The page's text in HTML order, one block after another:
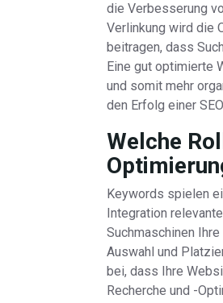
die Verbesserung
Verlinkung wird die
beitragen, dass
Eine gut optimierte
und somit mehr
den Erfolg einer
Welche
Keywords spielen
Integration
Suchmaschinen
Auswahl und
bei, dass Ihre
Recherche und -